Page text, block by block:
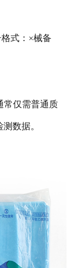
式：×械备
仅需普通质
数据。